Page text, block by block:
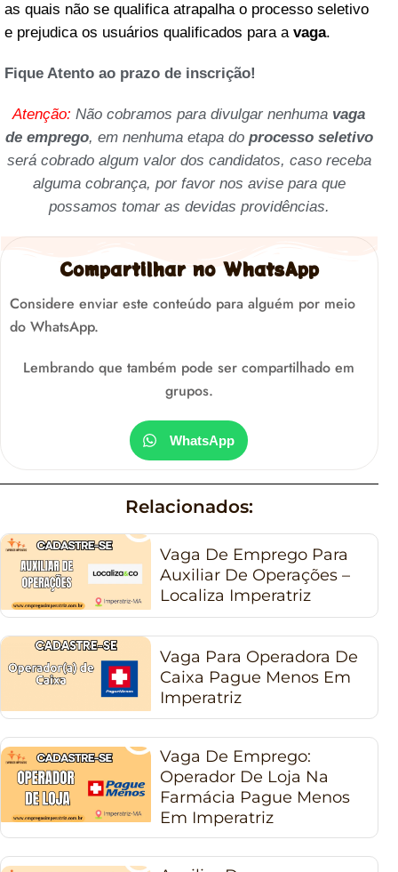
as quais não se qualifica atrapalha o processo seletivo
e prejudica os usuários qualificados para a vaga.
Fique Atento ao prazo de inscrição!
Atenção: Não cobramos para divulgar nenhuma vaga
de emprego, em nenhuma etapa do processo seletivo
será cobrado algum valor dos candidatos, caso receba
alguma cobrança, por favor nos avise para que
possamos tomar as devidas providências.
Compartilhar no WhatsApp
Considere enviar este conteúdo para alguém por meio
do WhatsApp.
Lembrando que também pode ser compartilhado em
grupos.
WhatsApp
Relacionados:
Vaga De Emprego Para
Auxiliar De Operações –
Localiza Imperatriz
Vaga Para Operadora De
Caixa Pague Menos Em
Imperatriz
Vaga De Emprego:
Operador De Loja Na
Farmácia Pague Menos
Em Imperatriz